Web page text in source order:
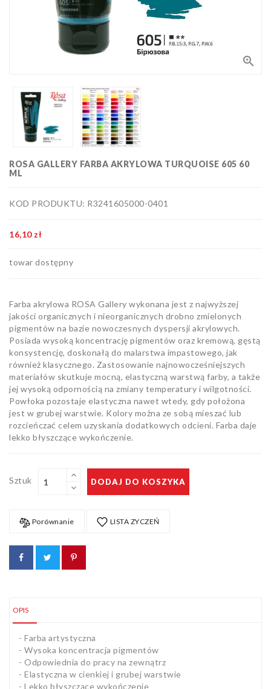
do nauki
rysunku
plastyczne
Flamastry,
markery i
zakreślacze
szablony
Artykuły
Pozostałe

ROSA GALLERY FARBA AKRYLOWA TURQUOISE 605 60
ML
KOD PRODUKTU: R3241605000-0401
16,10 zł
towar dostępny
Farba akrylowa ROSA Gallery wykonana jest z najwyższej
jakości organicznych i nieorganicznych drobno zmielonych
pigmentów na bazie nowoczesnych dyspersji akrylowych.
Posiada wysoką koncentrację pigmentów oraz kremową, gęstą
konsystencję, doskonałą do malarstwa impastowego, jak
również klasycznego. Zastosowanie najnowocześniejszych
materiałów skutkuje mocną, elastyczną warstwą farby, a także
jej wysoką odpornością na zmiany temperatury i wilgotności.
Powłoka pozostaje elastyczna nawet wtedy, gdy położona
jest w grubej warstwie. Kolory można ze sobą mieszać lub
rozcieńczać celem uzyskania dodatkowych odcieni. Farba daje
lekko błyszczące wykończenie.
Sztuk DODAJ DO KOSZYKA
Porównanie LISTA ZYCZEŃ
OPIS
- Farba artystyczna
- Wysoka koncentracja pigmentów
- Odpowiednia do pracy na zewnątrz
- Elastyczna w cienkiej i grubej warstwie
- Lekko błyszczące wykończenie